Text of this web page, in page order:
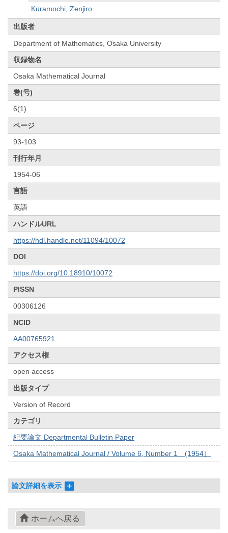
Kuramochi, Zenjiro
出版者
Department of Mathematics, Osaka University
収録物名
Osaka Mathematical Journal
巻(号)
6(1)
ページ
93-103
刊行年月
1954-06
言語
英語
ハンドルURL
https://hdl.handle.net/11094/10072
DOI
https://doi.org/10.18910/10072
PISSN
00306126
NCID
AA00765921
アクセス権
open access
出版タイプ
Version of Record
カテゴリ
紀要論文 Departmental Bulletin Paper
Osaka Mathematical Journal / Volume 6, Number 1 (1954）
論文詳細を表示
ホームへ戻る